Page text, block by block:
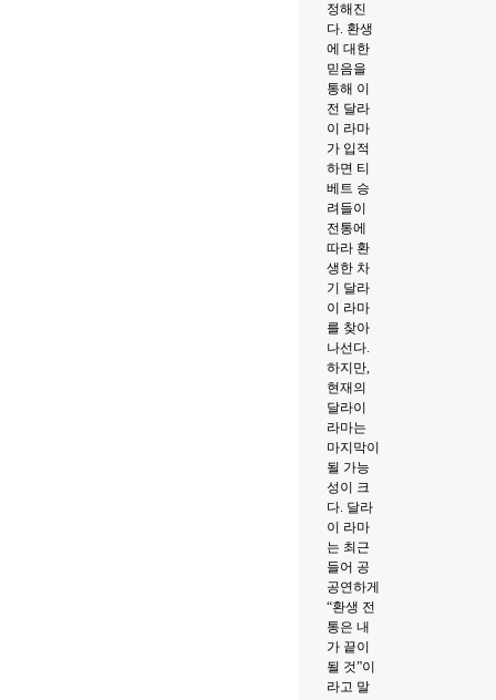
정해진
다. 환생
에 대한
믿음을
통해 이
전 달라
이 라마
가 입적
하면 티
베트 승
려들이
전통에
따라 환
생한 차
기 달라
이 라마
를 찾아
나선다.
하지만,
현재의
달라이
라마는
마지막이
될 가능
성이 크
다. 달라
이 라마
는 최근
들어 공
공연하게
“환생 전
통은 내
가 끝이
될 것”이
라고 말